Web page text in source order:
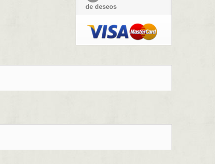
de deseos